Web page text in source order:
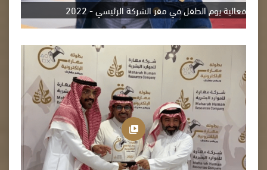
فعالية يوم الطفل في مقر الشركة الرئيسي - 2022